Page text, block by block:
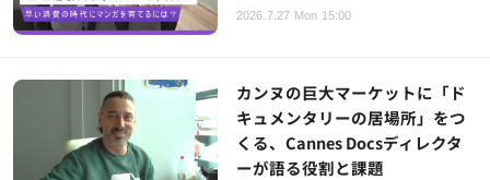
2026.7.27 Mon 15:00
カンヌの巨大マーケットに「ド
キュメンタリーの居場所」をつ
くる、Cannes Docsディレクタ
ーが語る役割と課題